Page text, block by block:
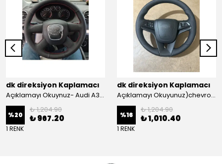
dk direksiyon Kaplamacı
Açıklamayı Okuynuz- Audi A3 Sportback Araca Özel Direksiyon Kılıfı Kırmızı Ipli
%20
₺ 1,204.90
₺ 967.20
1 RENK
dk direksiyon Kaplamacı
Açıklamayı Okuyunuz)chevrolet Aveo Lt-ls Araca Özel Direksiyon Kılıfı (plastik Kapaksız Direksiyon
%16
₺ 1,204.90
₺ 1,010.40
1 RENK